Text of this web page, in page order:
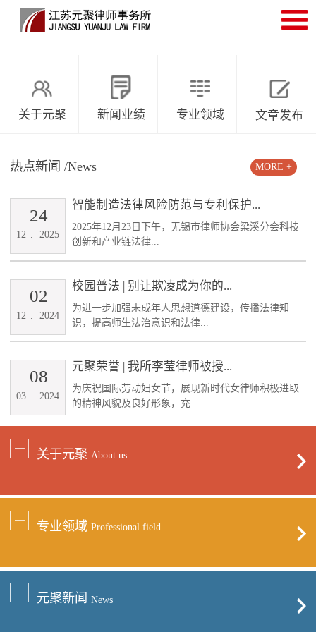
关于元聚 新闻业绩 专业领域 文章发布
热点新闻 /News
智能制造法律风险防范与专利保护...
2025年12月23日下午，无锡市律师协会梁溪分会科技
创新和产业链法律...
12 . 2025
24
校园普法 | 别让欺凌成为你的...
为进一步加强未成年人思想道德建设，传播法律知
识，提高师生法治意识和法律...
12 2024
02
元聚荣誉 | 我所李莹律师被授...
为庆祝国际劳动妇女节，展现新时代女律师积极进取
的精神风貌及良好形象，充...
03 2024
08
MORE +
关于元聚 About us
专业领域 Professional field
元聚新闻 News